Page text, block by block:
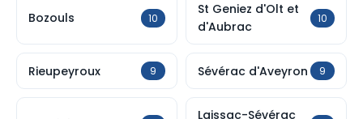
Bozouls 10
St Geniez d'Olt et
d'Aubrac
10
Rieupeyroux 9 Sévérac d'Aveyron 9
Laissac-Sévérac